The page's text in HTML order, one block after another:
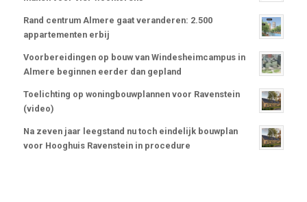
Rand centrum Almere gaat veranderen: 2.500
appartementen erbij
Voorbereidingen op bouw van Windesheimcampus in
Almere beginnen eerder dan gepland
Toelichting op woningbouwplannen voor Ravenstein
(video)
Na zeven jaar leegstand nu toch eindelijk bouwplan
voor Hooghuis Ravenstein in procedure